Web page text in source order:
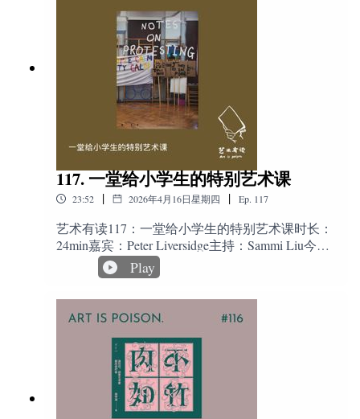
主展与国家馆的观看差异：比较主展的“减商”方式
与国家馆的强度，并引出南非馆争议。
南非馆争议：讨论被取消的南非艺术家项目，以及
作品转到非官方场地后引发的媒体关注。
冷门推荐：嘉宾推荐较少被提及、但值得观看的展
览与时间性作品。
阿布拉姆维奇展览：罗颖谈威尼斯美术学院展览与
1977年行为作品重演带来的现场体验。
1.第61届威尼斯双年展主题为“小调”（In Minor Keys），
明确提出要关注那些非生产性的、即兴的、微弱的时
刻。这不仅仅是美学的选择，更是试图在主流历史叙事
的裂缝中，寻找那些被遗忘的、微弱的个体声音，使观
众在感官、情感和主观性方面进行连接。
霍克尼在纽约大都会博物馆初次看到中国手卷
《乾隆南巡图》，他发现了一种完全不同于西方
的透视的观看方式——散点透视，也确认了他在
摄影中多点透视的新发现。这和传统西方人的思
维里，认为观看者从一个固定的角度就能看到全
局很不一样。这次发现之后，霍克尼转向了摄影
和新的观看方式的创作，被称之为“霍克尼式”拼
贴。这也成了霍克尼一生创作的主题。他认为“摄
影从绘画而来，现在又将回归绘画。大卫·霍克尼
1971年在加州创作的作品 《艺术家的肖像：水
池、人和他的影子》，色彩明亮、构图简洁，阳
光下、泳池边站立的是彼得·施莱辛格 (Peter
Schlesinger)，当时霍肯尼的学生与恋人，霍克尼
的泳池系列都表现出他迷恋把男人的身体放置在
水中景象。纪录片《水花四溅》，描述的是现画
家大卫·霍克尼（DavidHockney）艺术创作和感情
生活的1975年的纪录片《水花四溅》（A Bigger
四溅》，用摄影镜头真实记录了1970年代早期已
经成为国际知名绘画艺术家的霍克尼的创作、感
情生活以及从英国前往美国的过程。影片还结合
了真实记录和电影创作的形式，呈现霍克尼与男
友的感情关系、和两人后来的分手对霍克尼艺术
创作的影响。
https://movie.douban.com/subject/2084419/《四
年》、《画中繁花：花语艺术史》已由人民文学
出版社出版。剪辑&图文编辑：胡湖 收听导航丨
Index03:12 拉斐尔，祺四的白月光05:16 中国美术
馆这次带来三张拉斐尔06:25 布达佩斯的拉斐
尔，“一定要和合影”14:50 拉斐尔的艺术是华尔
兹，是完美的圆19:25 拉斐尔的吸星大法22:23 苹
果男，竟是当时著名的美男子28:20 肖像画在当时
的用处39:22 《独角兽与年轻女子》41:05 拉斐尔
的花边新闻44:50 与此同时，纽约大都会的拉斐尔
大展50:55 祺四最爱的拉斐尔手稿《圣容显现》
52:43 “美国的拉斐尔之光” ——最美银行家相关展
览：“致敬巨匠：从达芬奇到卡拉瓦乔 意大利文
艺复兴名作展”2026年4月28日至8月28日，北京，
中国美术馆展出乌菲齐美术馆借展的36件作品“拉
斐尔：至美诗篇” 2026年3月29日到6月28日，纽
约，大都会博物馆展出全世界各地170余件拉斐尔
http://artispoison.com/，你可以在网站上直接在线收
听，并找到所有过往的节目。苹果手机自带的播
客app中搜索“艺术有读”订阅我们的节目。也可以
在spotify等流媒体平台收听到我们的节目。留言互
动官方微博：@艺术有读主播胡湖公众号：ArtJeff
🍠：ArtJeff嘉宾微博：@祺四 🍠：祺四云游美术
馆 公众号：祺四ART官方邮件：
117. 一堂给小学生的特别艺术课
23:52 | 2026年4月16日星期四 | Ep. 117
艺术有读117：一堂给小学生的特别艺术课时长：
24min嘉宾：Peter Liversidge主持：Sammi Liu今天
这一期《艺术有读》，要聊的这本书叫做《抗议
笔记 Notes on Protesting》。它不是一本传统意义
上讨论“抗议”的理论书，而更像是一件艺术项目
留下来的出版物：里面有文字，也有大量图片，
记录了一次围绕“抗议”展开的合作、排练和表
演。这件作品的起点，其实来自2010年前后的一
段历史背景。当时中东地区有一系列抗议运动，
从叙利亚到埃及。艺术家Peter liversidge 在电视新
闻里持续看到这些画面，慢慢注意到一件事情
——在这些抗议中，有不同年龄的人参与，但孩
Play